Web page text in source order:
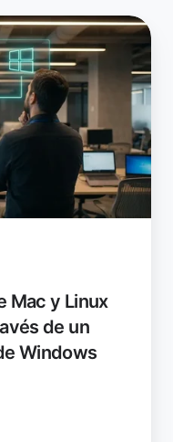
Mac y Linux
de un
Windows